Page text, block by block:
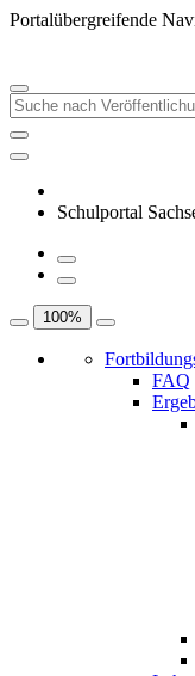
Portalübergreifende
Schulportal
100%
FAQ